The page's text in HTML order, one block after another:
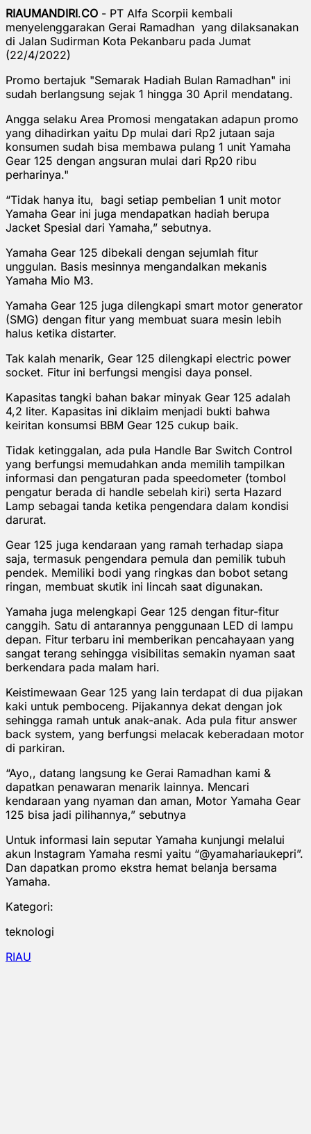
RIAUMANDIRI.CO - PT Alfa Scorpii kembali
menyelenggarakan Gerai Ramadhan yang dilaksanakan
di Jalan Sudirman Kota Pekanbaru pada Jumat
(22/4/2022)
Promo bertajuk "Semarak Hadiah Bulan Ramadhan" ini
sudah berlangsung sejak 1 hingga 30 April mendatang.
Angga selaku Area Promosi mengatakan adapun promo
yang dihadirkan yaitu Dp mulai dari Rp2 jutaan saja
konsumen sudah bisa membawa pulang 1 unit Yamaha
Gear 125 dengan angsuran mulai dari Rp20 ribu
perharinya."
“Tidak hanya itu, bagi setiap pembelian 1 unit motor
Yamaha Gear ini juga mendapatkan hadiah berupa
Jacket Spesial dari Yamaha,” sebutnya.
Yamaha Gear 125 dibekali dengan sejumlah fitur
unggulan. Basis mesinnya mengandalkan mekanis
Yamaha Mio M3.
Yamaha Gear 125 juga dilengkapi smart motor generator
(SMG) dengan fitur yang membuat suara mesin lebih
halus ketika distarter.
Tak kalah menarik, Gear 125 dilengkapi electric power
socket. Fitur ini berfungsi mengisi daya ponsel.
Kapasitas tangki bahan bakar minyak Gear 125 adalah
4,2 liter. Kapasitas ini diklaim menjadi bukti bahwa
keiritan konsumsi BBM Gear 125 cukup baik.
Tidak ketinggalan, ada pula Handle Bar Switch Control
yang berfungsi memudahkan anda memilih tampilkan
informasi dan pengaturan pada speedometer (tombol
pengatur berada di handle sebelah kiri) serta Hazard
Lamp sebagai tanda ketika pengendara dalam kondisi
darurat.
Gear 125 juga kendaraan yang ramah terhadap siapa
saja, termasuk pengendara pemula dan pemilik tubuh
pendek. Memiliki bodi yang ringkas dan bobot setang
ringan, membuat skutik ini lincah saat digunakan.
Yamaha juga melengkapi Gear 125 dengan fitur-fitur
canggih. Satu di antarannya penggunaan LED di lampu
depan. Fitur terbaru ini memberikan pencahayaan yang
sangat terang sehingga visibilitas semakin nyaman saat
berkendara pada malam hari.
Keistimewaan Gear 125 yang lain terdapat di dua pijakan
kaki untuk pemboceng. Pijakannya dekat dengan jok
sehingga ramah untuk anak-anak. Ada pula fitur answer
back system, yang berfungsi melacak keberadaan motor
di parkiran.
“Ayo,, datang langsung ke Gerai Ramadhan kami &
dapatkan penawaran menarik lainnya. Mencari
kendaraan yang nyaman dan aman, Motor Yamaha Gear
125 bisa jadi pilihannya,” sebutnya
Untuk informasi lain seputar Yamaha kunjungi melalui
akun Instagram Yamaha resmi yaitu “@yamahariaukepri”.
Dan dapatkan promo ekstra hemat belanja bersama
Yamaha.
Kategori:
teknologi
RIAU